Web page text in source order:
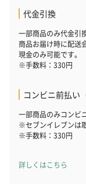
キャンドル・お香
キャンドル・お香
フラッグカプセル：イ
代金引換
一部商品のみ代金引
商品お届け時に配送
現金のみ可能です。
※手数料：330円
コンビニ前払い
一部商品のみコンビ
※セブンイレブンは
※手数料：330円
詳しくはこちら